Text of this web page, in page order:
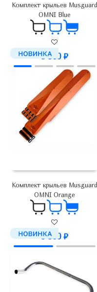
Комплект крыльев Musguard
OMNI Blue
5 900 ₽
Комплект крыльев Musguard
OMNI Orange
5 900 ₽